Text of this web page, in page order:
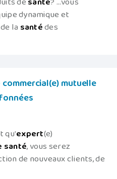
dynamique et
la santédes
mutuelle
qu'expert(e)
santé, vous serez
de nouveaux clients, de